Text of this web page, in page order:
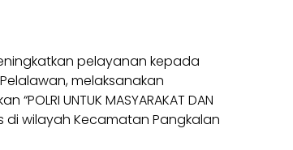
pelayanan kepada
melaksanakan
UNTUK MASYARAKAT DAN
di wilayah Kecamatan Pangkalan